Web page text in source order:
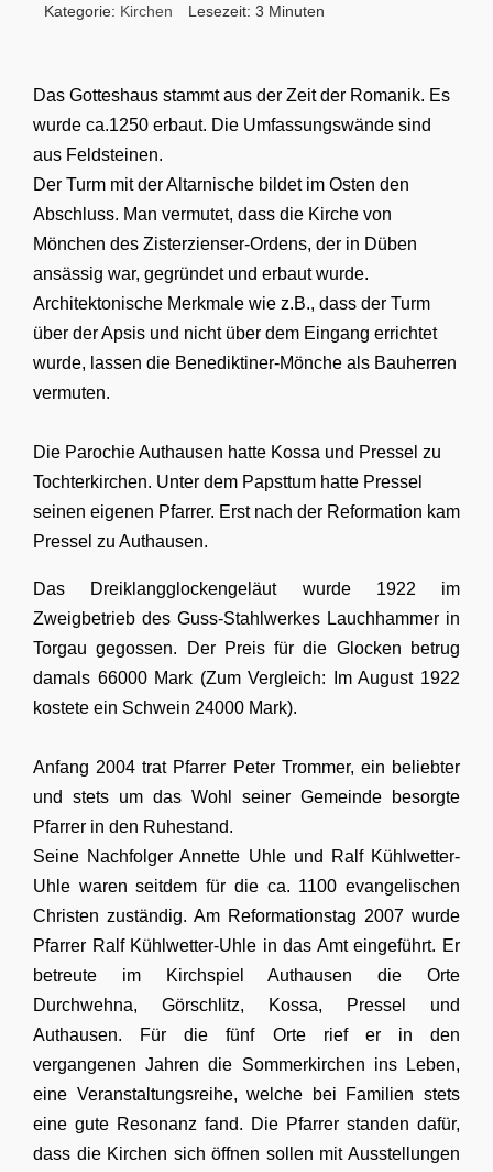
Kategorie: Kirchen Lesezeit: 3 Minuten
Das Gotteshaus stammt aus der Zeit der Romanik. Es
wurde ca.1250 erbaut. Die Umfassungswände sind
aus Feldsteinen.
Der Turm mit der Altarnische bildet im Osten den
Abschluss. Man vermutet, dass die Kirche von
Mönchen des Zisterzienser-Ordens, der in Düben
ansässig war, gegründet und erbaut wurde.
Architektonische Merkmale wie z.B., dass der Turm
über der Apsis und nicht über dem Eingang errichtet
wurde, lassen die Benediktiner-Mönche als Bauherren
vermuten.
Die Parochie Authausen hatte Kossa und Pressel zu
Tochterkirchen. Unter dem Papsttum hatte Pressel
seinen eigenen Pfarrer. Erst nach der Reformation kam
Pressel zu Authausen.
Das Dreiklangglockengeläut wurde 1922 im
Zweigbetrieb des Guss-Stahlwerkes Lauchhammer in
Torgau gegossen. Der Preis für die Glocken betrug
damals 66000 Mark (Zum Vergleich: Im August 1922
kostete ein Schwein 24000 Mark).
Anfang 2004 trat Pfarrer Peter Trommer, ein beliebter
und stets um das Wohl seiner Gemeinde besorgte
Pfarrer in den Ruhestand.
Seine Nachfolger Annette Uhle und Ralf Kühlwetter-
Uhle waren seitdem für die ca. 1100 evangelischen
Christen zuständig. Am Reformationstag 2007 wurde
Pfarrer Ralf Kühlwetter-Uhle in das Amteingeführt. Er
betreute im Kirchspiel Authausen die Orte
Durchwehna, Görschlitz, Kossa, Pressel und
Authausen. Für die fünf Orte rief er in den
vergangenen Jahren die Sommerkirchen ins Leben,
eine Veranstaltungsreihe, welche bei Familien stets
eine gute Resonanz fand. Die Pfarrer standen dafür,
dass die Kirchen sich öffnen sollen mit Ausstellungen